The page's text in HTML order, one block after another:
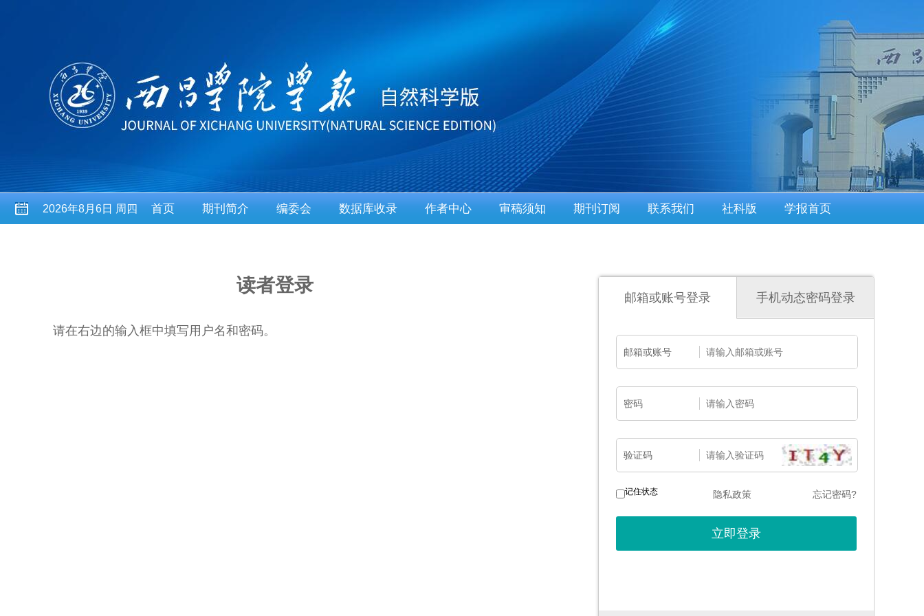
2026年8月6日 周四 首页 期刊简介 编委会 数据库收录 作者中心 审稿须知 期刊订阅 联系我们 社科版 学报首页
读者登录
请在右边的输入框中填写用户名和密码。
邮箱或账号登录 手机动态密码登录
邮箱或账号
密码
验证码
记住状态 隐私政策 忘记密码?